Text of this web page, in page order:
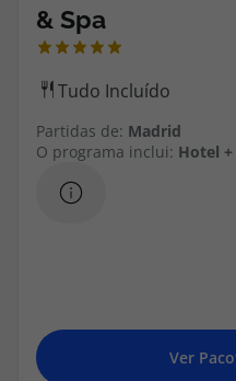
Especialistas
Cheque Viagem
Rede de Lojas
Área de Cliente
Partidas de: Madrid
O programa inclui: Hotel +